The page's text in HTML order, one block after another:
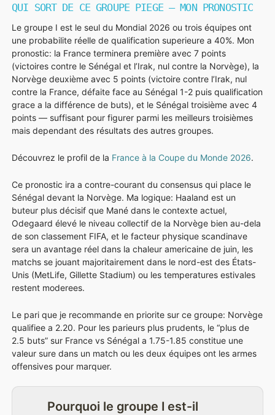
QUI SORT DE CE GROUPE PIEGE — MON PRONOSTIC
Le groupe I est le seul du Mondial 2026 ou trois équipes ont
une probabilite réelle de qualification superieure a 40%. Mon
pronostic: la France terminera première avec 7 points
(victoires contre le Sénégal et l’Irak, nul contre la Norvège), la
Norvège deuxième avec 5 points (victoire contre l’Irak, nul
contre la France, défaite face au Sénégal 1-2 puis qualification
grace a la différence de buts), et le Sénégal troisième avec 4
points — suffisant pour figurer parmi les meilleurs troisièmes
mais dependant des résultats des autres groupes.
Découvrez le profil de la France à la Coupe du Monde 2026.
Ce pronostic ira a contre-courant du consensus qui place le
Sénégal devant la Norvège. Ma logique: Haaland est un
buteur plus décisif que Mané dans le contexte actuel,
Odegaard élevé le niveau collectif de la Norvège bien au-dela
de son classement FIFA, et le facteur physique scandinave
sera un avantage réel dans la chaleur americaine de juin, les
matchs se jouant majoritairement dans le nord-est des États-
Unis (MetLife, Gillette Stadium) ou les temperatures estivales
restent moderees.
Le pari que je recommande en priorite sur ce groupe: Norvège
qualifiee a 2.20. Pour les parieurs plus prudents, le “plus de
2.5 buts” sur France vs Sénégal a 1.75-1.85 constitue une
valeur sure dans un match ou les deux équipes ont les armes
offensives pour marquer.
Pourquoi le groupe I est-il